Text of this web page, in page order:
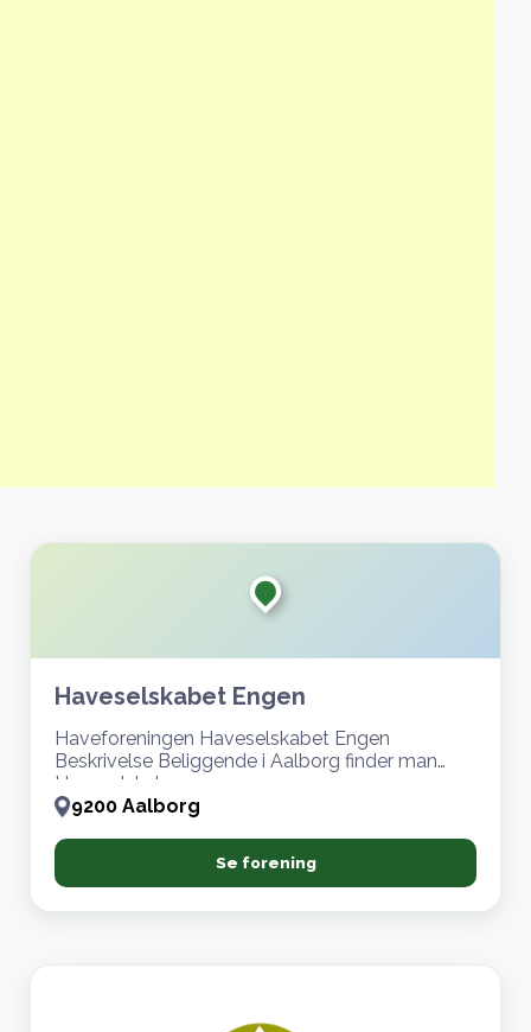
Haveselskabet Engen
Haveforeningen Haveselskabet Engen
Beskrivelse Beliggende i Aalborg finder man
Haveselskab
9200 Aalborg
Se forening